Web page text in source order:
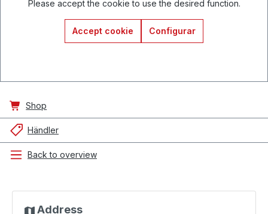
Please accept the cookie to use the desired function.
Accept cookie Configurar
Shop
Händler
Back to overview
Address